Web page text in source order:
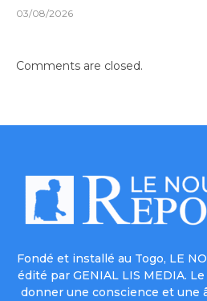
03/08/2026
Comments are closed.
Fondé et installé au Togo, LE
édité par GENIAL LIS MEDIA.
donner une conscience et une